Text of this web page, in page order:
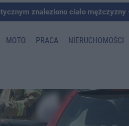
znaleziono ciało mężczyzny
MOTO PRACA NIERUCHOMOŚCI